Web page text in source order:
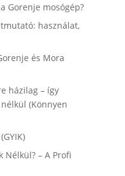
Gorenje mosógép?
használat,
és Mora
házilag – így
(Könnyen
Nélkül? – A Profi